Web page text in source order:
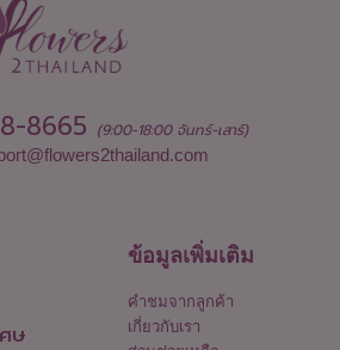
8665 (9:00-18:00 จันทร์-เสาร์)
ษ
ข้อมูลเพิ่มเติม
คำชมจากลูกค้า
เกี่ยวกับเรา